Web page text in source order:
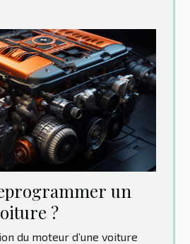
un
?
du moteur d’une voiture